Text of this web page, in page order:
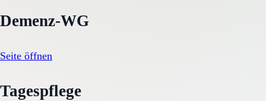
Demenz-WG
Seite öffnen
Tagespflege